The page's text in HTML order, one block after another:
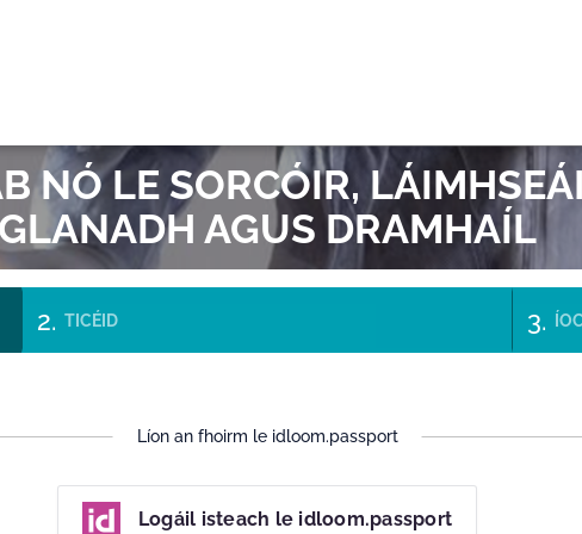
NÓ LE SORCÓIR,
GLANADH AGUS DRAMHAÍL
TICÉID
Líon an fhoirm le idloom.passport
Logáil isteach le idloom.passport